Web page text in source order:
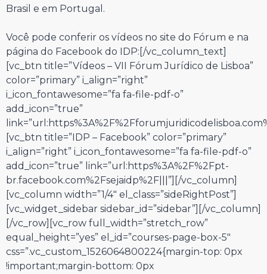
Brasil e em Portugal.
Você pode conferir os vídeos no site do Fórum e na
página do Facebook do IDP:[/vc_column_text]
[vc_btn title=”Vídeos – VII Fórum Jurídico de Lisboa”
color=”primary” i_align=”right”
i_icon_fontawesome=”fa fa-file-pdf-o”
add_icon=”true”
[vc_btn title=”IDP – Facebook” color=”primary”
i_align=”right” i_icon_fontawesome=”fa fa-file-pdf-o”
add_icon=”true” link=”url:https%3A%2F%2Fpt-
br.facebook.com%2Fsejaidp%2F|||”][/vc_column]
[vc_column width=”1/4″ el_class=”sideRightPost”]
[vc_widget_sidebar sidebar_id=”sidebar”][/vc_column]
[/vc_row][vc_row full_width=”stretch_row”
equal_height=”yes” el_id=”courses-page-box-5″
css=”.vc_custom_1526064800224{margin-top: 0px
!important;margin-bottom: 0px